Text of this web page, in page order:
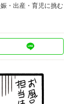
・出産・育児に挑む